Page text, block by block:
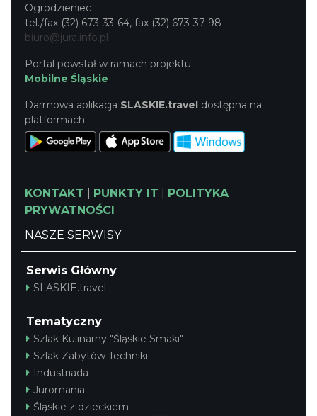
Ogrodzieniec
tel./fax (32) 673-33-64, fax (32) 673-37-98
biuro@jura.info.pl
Portal powstał w ramach projektu
Mobilne Śląskie
Darmowa aplikacja SLASKIE.travel dostępna na
platformach
KONTAKT PUNKTY IT
POLITYKA
PRYWATNOŚCI
NASZE SERWISY
Serwis Główny
SLASKIE.travel
Tematyczny
Szlak Kulinarny "Śląskie Smaki"
Szlak Zabytów Techniki
Industriada
Juromania
Śląskie z dzieckiem